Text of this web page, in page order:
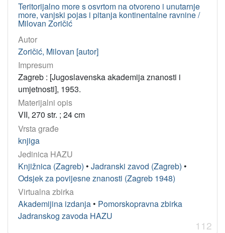
Teritorijalno more s osvrtom na otvoreno i unutarnje
more, vanjski pojas i pitanja kontinentalne ravnine /
Milovan Zoričić
Autor
Zoričić, Milovan [autor]
Impresum
Zagreb : [Jugoslavenska akademija znanosti i
umjetnosti], 1953.
Materijalni opis
VII, 270 str. ; 24 cm
Vrsta građe
knjiga
Jedinica HAZU
Knjižnica (Zagreb) • Jadranski zavod (Zagreb) •
Odsjek za povijesne znanosti (Zagreb 1948)
Virtualna zbirka
Akademijina izdanja • Pomorskopravna zbirka
Jadranskog zavoda HAZU
112